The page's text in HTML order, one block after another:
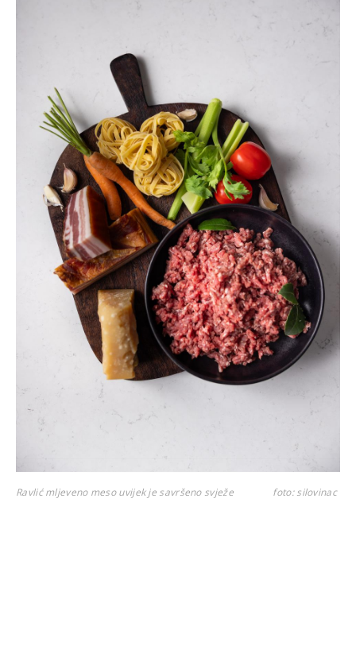
Ravlić mljeveno meso uvijek je savršeno svježe foto: silovinac